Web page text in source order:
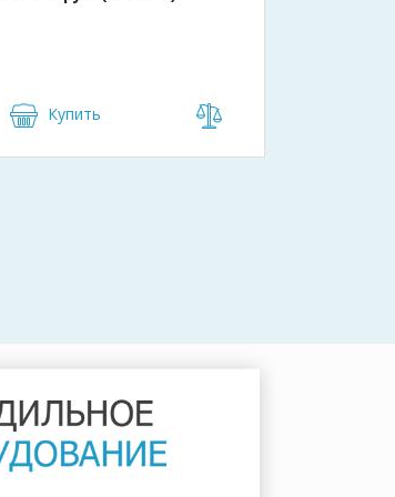
Купить